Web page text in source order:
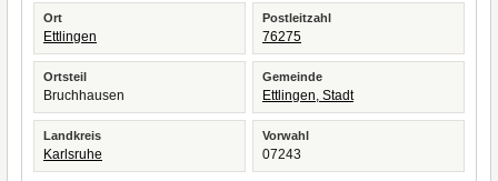
Ort
Ettlingen
Postleitzahl
76275
Ortsteil
Bruchhausen
Gemeinde
Ettlingen, Stadt
Landkreis
Karlsruhe
Vorwahl
07243